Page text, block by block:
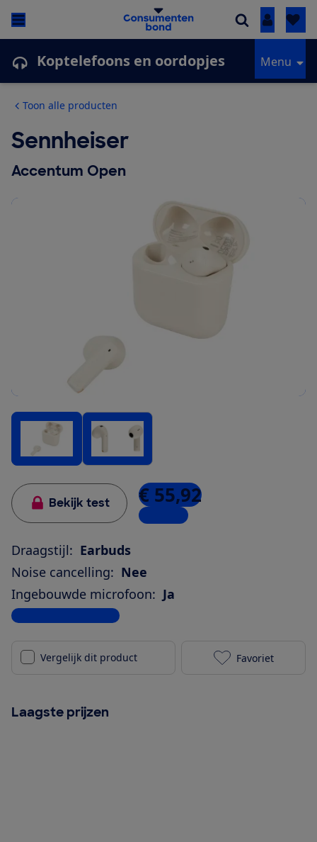
Inloggen
Koptelefoons en oordopjes Menu
Toon alle producten
Sennheiser
Accentum Open
Bekijk test € 55,92
6 winkels
Draagstijl: Earbuds
Noise cancelling: Nee
Ingebouwde microfoon: Ja
Bekijk alle specificaties
Vergelijk dit product Sennheiser
Favoriet
Laagste prijzen